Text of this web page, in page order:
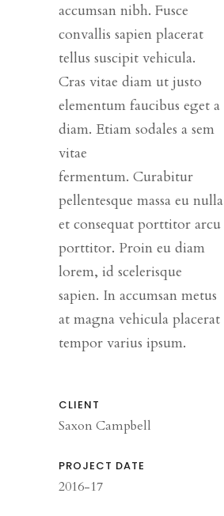
accumsan nibh. Fusce
convallis sapien placerat
tellus suscipit vehicula.
Cras vitae diam ut justo
elementum faucibus eget a
diam. Etiam sodales a sem
vitae
fermentum. Curabitur
pellentesque massa eu nulla
et consequat porttitor arcu
porttitor. Proin eu diam
lorem, id scelerisque
sapien. In accumsan metus
at magna vehicula placerat
tempor varius ipsum.
CLIENT
Saxon Campbell
PROJECT DATE
2016-17